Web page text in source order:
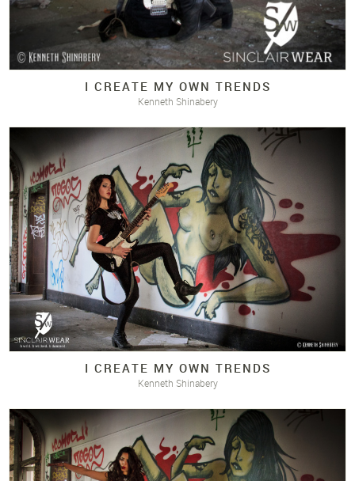
I CREATE MY OWN TRENDS
Kenneth Shinabery
I CREATE MY OWN TRENDS
Kenneth Shinabery